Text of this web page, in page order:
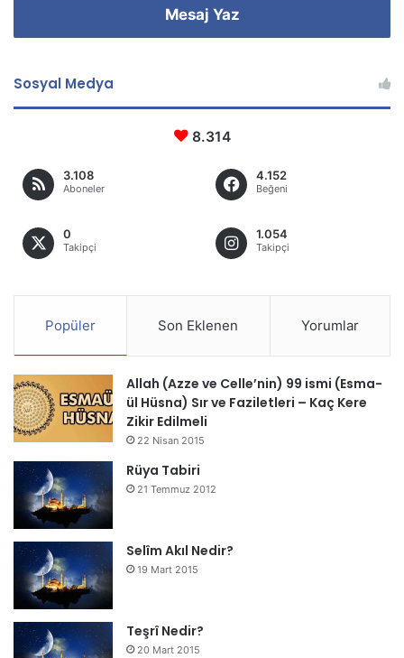
Mesaj Yaz
Sosyal Medya
8.314
3.108
Aboneler
4.152
Beğeni
0
Takipçi
1.054
Takipçi
Popüler Son Eklenen Yorumlar
Allah (Azze ve Celle’nin) 99 ismi (Esma-
ül Hüsna) Sır ve Faziletleri – Kaç Kere
Zikir Edilmeli
22 Nisan 2015
Rüya Tabiri
21 Temmuz 2012
Selîm Akıl Nedir?
19 Mart 2015
Teşrî Nedir?
20 Mart 2015